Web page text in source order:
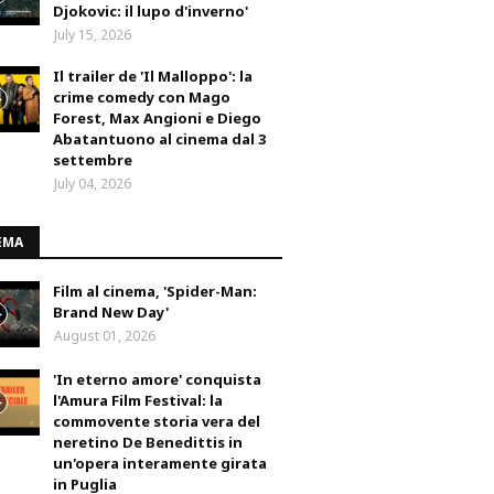
Djokovic: il lupo d'inverno'
July 15, 2026
Il trailer de 'Il Malloppo': la
crime comedy con Mago
Forest, Max Angioni e Diego
Abatantuono al cinema dal 3
settembre
July 04, 2026
Film al cinema, 'Spider-Man:
Brand New Day'
August 01, 2026
'In eterno amore' conquista
l'Amura Film Festival: la
commovente storia vera del
neretino De Benedittis in
un'opera interamente girata
in Puglia